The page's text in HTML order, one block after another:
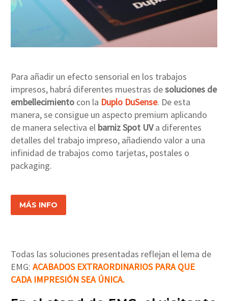
Para añadir un efecto sensorial en los trabajos
impresos, habrá diferentes muestras desoluciones de
embellecimiento con la Duplo DuSense. De esta
manera, se consigue un aspecto premium aplicando
de manera selectiva el barniz Spot UVa diferentes
detalles del trabajo impreso, añadiendo valor a una
infinidad de trabajos como tarjetas, postales o
packaging.
MÁS INFO
Todas las soluciones presentadas reflejan el lema de
EMG: ACABADOS EXTRAORDINARIOS PARA QUE
CADA IMPRESIÓN SEA ÚNICA.